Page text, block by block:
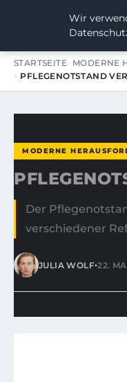
STARTSEITE MODERNE
PFLEGENOTSTAND
MODERNE
Der
verschiedener
JULIA WOLF•22.
Wir